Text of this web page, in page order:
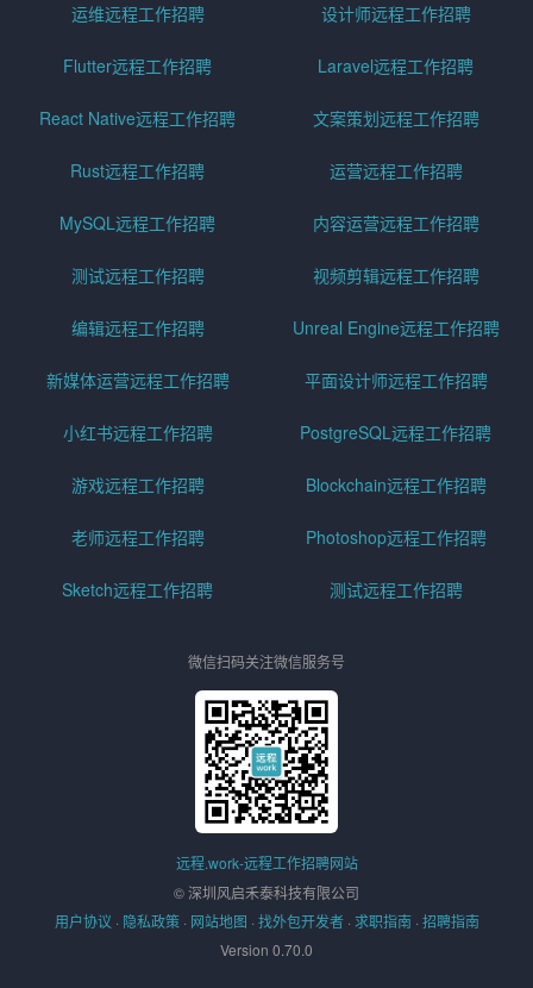
运维远程工作招聘 设计师远程工作招聘
Flutter远程工作招聘 Laravel远程工作招聘
React Native远程工作招聘 文案策划远程工作招聘
Rust远程工作招聘 运营远程工作招聘
MySQL远程工作招聘 内容运营远程工作招聘
测试远程工作招聘 视频剪辑远程工作招聘
编辑远程工作招聘 Unreal Engine远程工作招聘
新媒体运营远程工作招聘 平面设计师远程工作招聘
小红书远程工作招聘 PostgreSQL远程工作招聘
游戏远程工作招聘 Blockchain远程工作招聘
老师远程工作招聘 Photoshop远程工作招聘
Sketch远程工作招聘 测试远程工作招聘
微信扫码关注微信服务号
远程.work-远程工作招聘网站
© 深圳风启禾泰科技有限公司
用户协议 · 隐私政策 · 网站地图 · 找外包开发者 · 求职指南 · 招聘指南
Version 0.70.0